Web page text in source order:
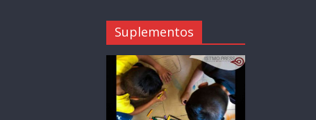
Suplementos